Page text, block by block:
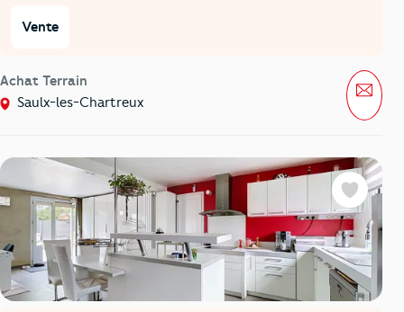
Vente
Achat Terrain
Saulx-les-Chartreux
Favoris